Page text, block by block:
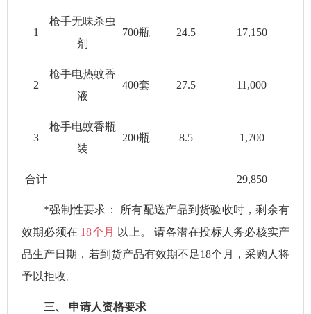
1
枪手无味杀虫
剂
700瓶 24.5 17,150
2
枪手电热蚊香
液
400套 27.5 11,000
3
枪手电蚊香瓶
装
200瓶 8.5 1,700
合计 29,850
*强制性要求：
所有配送产品到货验收时，剩余有
效期必须在 18个月 以上。
请各潜在投标人务必核实产
品生产日期，若到货产品有效期不足18个月，采购人将
予以拒收。
三、 申请人资格要求